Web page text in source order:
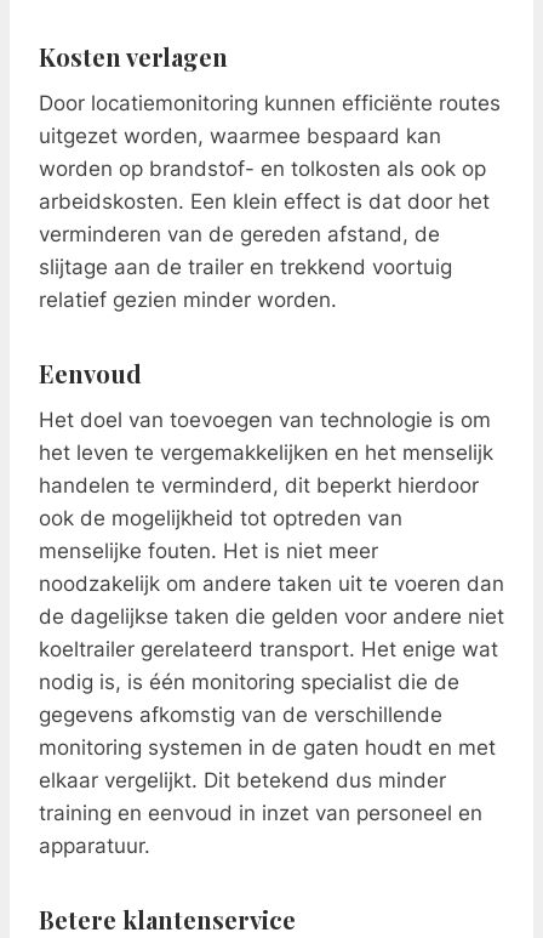
Kosten verlagen
Door locatiemonitoring kunnen efficiënte routes
uitgezet worden, waarmee bespaard kan
worden op brandstof- en tolkosten als ook op
arbeidskosten. Een klein effect is dat door het
verminderen van de gereden afstand, de
slijtage aan de trailer en trekkend voortuig
relatief gezien minder worden.
Eenvoud
Het doel van toevoegen van technologie is om
het leven te vergemakkelijken en het menselijk
handelen te verminderd, dit beperkt hierdoor
ook de mogelijkheid tot optreden van
menselijke fouten. Het is niet meer
noodzakelijk om andere taken uit te voeren dan
de dagelijkse taken die gelden voor andere niet
koeltrailer gerelateerd transport. Het enige wat
nodig is, is één monitoring specialist die de
gegevens afkomstig van de verschillende
monitoring systemen in de gaten houdt en met
elkaar vergelijkt. Dit betekend dus minder
training en eenvoud in inzet van personeel en
apparatuur.
Betere klantenservice